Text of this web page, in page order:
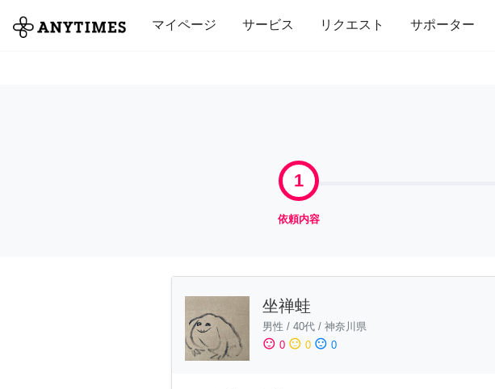
マイページ サービス リクエスト サポーター
全て 修理・組立 家事 引っ越し インテリア 趣
1
依頼内容
坐禅蛙
男性 / 40代 / 神奈川県
sentiment_satisfied 0 sentiment_neutral 0 sentiment_dissatisfied 0